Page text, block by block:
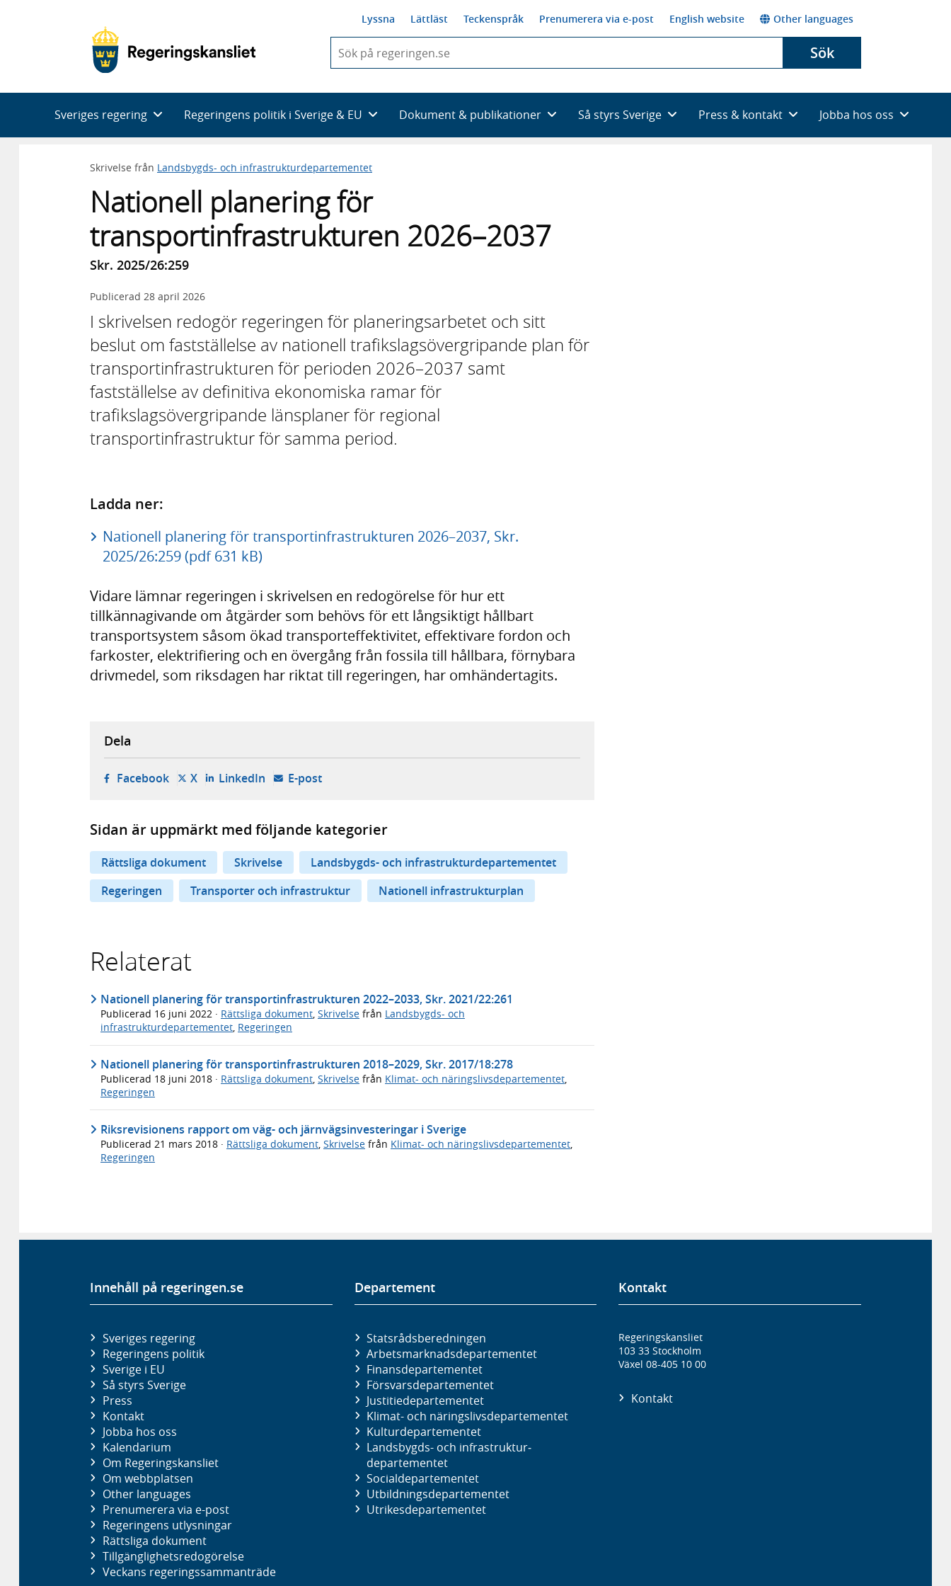
Lyssna Lättläst Teckenspråk Prenumerera via e-post English website Other languages
du
skriva
framträder
en
med
Sök
Sveriges regering Regeringens politik i Sverige & EU Dokument & publikationer Så styrs Sverige Press & kontakt Jobba hos oss
Skrivelse från Landsbygds- och infrastrukturdepartementet
Nationell planering för
transportinfrastrukturen 2026–2037
Skr. 2025/26:259
Publicerad 28 april 2026
I skrivelsen redogör regeringen för planeringsarbetet och sitt
beslut om fastställelse av nationell trafikslagsövergripande plan för
transportinfrastrukturen för perioden 2026–2037 samt
fastställelse av definitiva ekonomiska ramar för
trafikslagsövergripande länsplaner för regional
transportinfrastruktur för samma period.
Ladda ner:
Nationell planering för transportinfrastrukturen 2026–2037, Skr.
2025/26:259 (pdf 631 kB)
Vidare lämnar regeringen i skrivelsen en redogörelse för hur ett
tillkännagivande om åtgärder som behövs för ett långsiktigt hållbart
transportsystem såsom ökad transporteffektivitet, effektivare fordon och
farkoster, elektrifiering och en övergång från fossila till hållbara, förnybara
drivmedel, som riksdagen har riktat till regeringen, har omhändertagits.
Dela
Facebook- öppnas i ny flik, extern webbplats,
X- öppnas i ny flik, extern webbplats,
LinkedIn- öppnas i ny flik, extern webbplats,
E-post- öppnar din e-postklient,
Sidan är uppmärkt med följande kategorier
Rättsliga dokument Skrivelse
Landsbygds- och infrastrukturdepartementet
Regeringen
Transporter och infrastruktur Nationell infrastrukturplan
Relaterat
Nationell planering för transportinfrastrukturen 2022–2033, Skr. 2021/22:261
Publicerad 16 juni 2022 · Rättsliga dokument, Skrivelse från Landsbygds- och
infrastrukturdepartementet, Regeringen
Nationell planering för transportinfrastrukturen 2018–2029, Skr. 2017/18:278
Publicerad 18 juni 2018 · Rättsliga dokument, Skrivelse från Klimat- och näringslivsdepartementet,
Regeringen
Riksrevisionens rapport om väg- och järnvägsinvesteringar i Sverige
Publicerad 21 mars 2018 · Rättsliga dokument Skrivelse från Klimat- och näringslivsdepartementet
Regeringen
Innehåll på regeringen.se
Sveriges regering
Regeringens politik
Sverige i EU
Så styrs Sverige
Press
Kontakt
Jobba hos oss
Kalendarium
Om Regeringskansliet
Om webbplatsen
Other languages
Prenumerera via e-post
Regeringens utlysningar
Rättsliga dokument
Tillgänglighetsredogörelse
Veckans regeringssammanträde
Departement
Statsrådsberedningen
Arbetsmarknads­departementet
Finans­departementet
Försvars­departementet
Justitie­departementet
Klimat- och näringslivs­departementet
Kultur­departementet
Landsbygds- och infrastruktur­
departementet
Social­departementet
Utbildnings­departementet
Utrikes­departementet
Kontakt
Regeringskansliet
103 33 Stockholm
Växel 08-405 10 00
Kontakt